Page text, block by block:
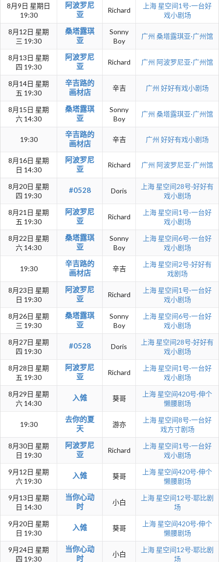
8月9日 星期日
19:30
阿波罗尼
亚
Richard
上海 星空间1号·一台好
戏小剧场
8月12日 星期
三 19:30
桑塔露琪
亚
Sonny
Boy
广州 桑塔露琪亚·广州馆
8月13日 星期
四 19:30
阿波罗尼
亚
Richard 广州 阿波罗尼亚·广州馆
8月14日 星期
五 19:30
辛吉路的
画材店
辛吉 广州 好好有戏小剧场
8月15日 星期
六 14:30
桑塔露琪
亚
Sonny
Boy
广州 桑塔露琪亚·广州馆
19:30
辛吉路的
画材店
辛吉 广州 好好有戏小剧场
8月16日 星期
日 14:30
阿波罗尼
亚
Richard 广州 阿波罗尼亚·广州馆
8月20日 星期
四 19:30
#0528 Doris
上海 星空间28号·好好有
戏小剧场
8月21日 星期
五 19:30
阿波罗尼
亚
Richard
上海 星空间1号·一台好
戏小剧场
8月22日 星期
六 14:30
桑塔露琪
亚
Sonny
Boy
上海 星空间6号·一台好
戏小剧场
19:30
辛吉路的
画材店
辛吉
上海 星空间2号·好好有
戏剧场
8月23日 星期
日 19:30
阿波罗尼
亚
Richard
上海 星空间1号·一台好
戏小剧场
8月26日 星期
三 19:30
桑塔露琪
亚
Sonny
Boy
上海 星空间6号·一台好
戏小剧场
8月27日 星期
四 19:30
#0528 Doris
上海 星空间28号·好好有
戏小剧场
8月28日 星期
五 19:30
阿波罗尼
亚
Richard
上海 星空间1号·一台好
戏小剧场
8月29日 星期
六 14:30
入傩 葵哥
上海 星空间420号·伸个
懒腰剧场
19:30
去你的夏
天
游亦
上海 星空间8号·一台好
戏方寸剧场
8月30日 星期
日 19:30
阿波罗尼
亚
Richard
上海 星空间1号·一台好
戏小剧场
9月12日 星期
六 19:30
入傩 葵哥
上海 星空间420号·伸个
懒腰剧场
9月13日 星期
日 14:30
当你心动
时
小白
上海 星空间12号·耶比剧
场
9月20日 星期
日 19:30
入傩 葵哥
上海 星空间420号·伸个
懒腰剧场
9月24日 星期
四 19:30
当你心动
时
小白
上海 星空间12号·耶比剧
场